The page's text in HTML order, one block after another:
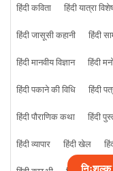
हिंदी कविता
हिंदी यात्रा
हिंदी जासूसी कहानी
हिंदी
हिंदी मानवीय विज्ञान
हिंदी
हिंदी पकाने की विधि
हिंदी
हिंदी पौराणिक कथा
हिंदी
हिंदी व्यापार
हिंदी खेल